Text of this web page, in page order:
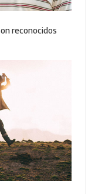
reconocidos